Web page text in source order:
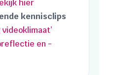
hier
kennisclips
videoklimaat’
en -